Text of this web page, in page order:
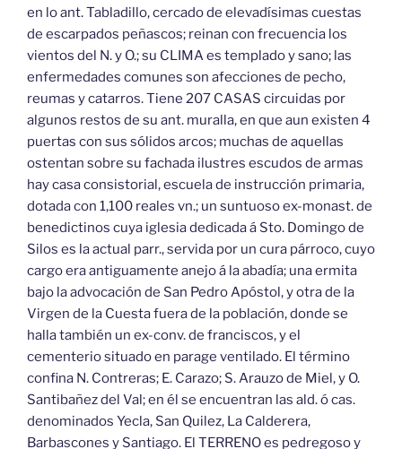
en lo ant. Tabladillo, cercado de elevadísimas cuestas
de escarpados peñascos; reinan con frecuencia los
vientos del N. y O.; su CLIMA es templado y sano; las
enfermedades comunes son afecciones de pecho,
reumas y catarros. Tiene 207 CASAS circuidas por
algunos restos de su ant. muralla, en que aun existen 4
puertas con sus sólidos arcos; muchas de aquellas
ostentan sobre su fachada ilustres escudos de armas
hay casa consistorial, escuela de instrucción primaria,
dotada con 1,100 reales vn.; un suntuoso ex-monast. de
benedictinos cuya iglesia dedicada á Sto. Domingo de
Silos es la actual parr., servida por un cura párroco, cuyo
cargo era antiguamente anejo á la abadía; una ermita
bajo la advocación de San Pedro Apóstol, y otra de la
Virgen de la Cuesta fuera de la población, donde se
halla también un ex-conv. de franciscos, y el
cementerio situado en parage ventilado. El término
confina N. Contreras; E. Carazo; S. Arauzo de Miel, y O.
Santibañez del Val; en él se encuentran las ald. ó cas.
denominados Yecla, San Quilez, La Calderera,
Barbascones y Santiago. El TERRENO es pedregoso y